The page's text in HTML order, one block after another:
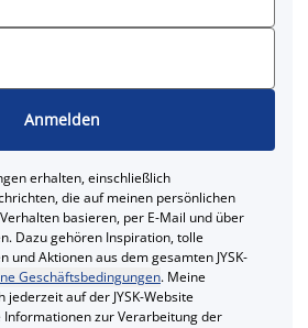
Anmelden
erhalten, einschließlich
die auf meinen persönlichen
basieren, per E-Mail und über
Dazu gehören Inspiration, tolle
und Aktionen aus dem gesamten JYSK-
Geschäftsbedingungen. Meine
jederzeit auf der JYSK-Website
zur Verarbeitung der